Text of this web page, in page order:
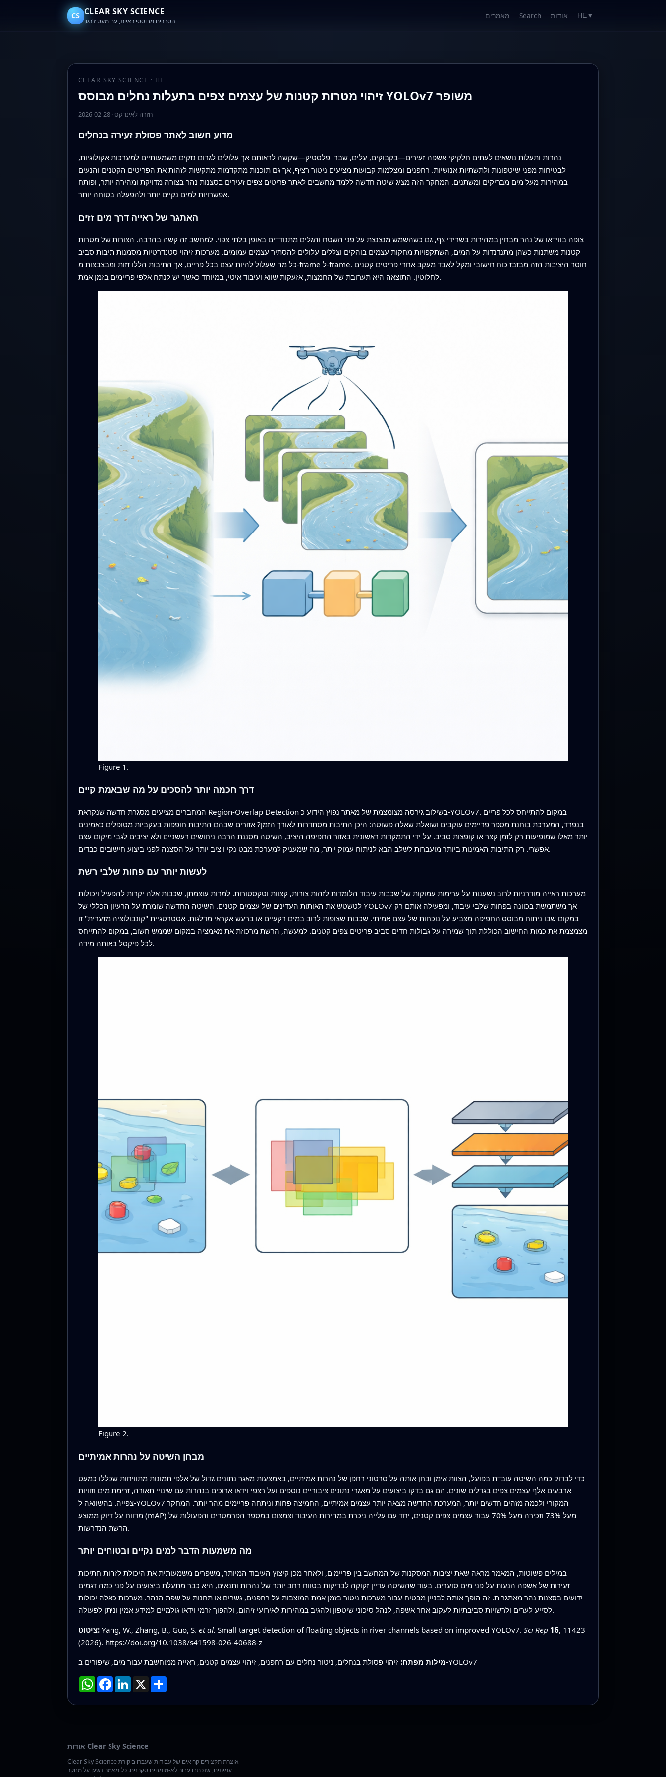
CS CLEAR SKY SCIENCE
הסברים מבוססי ראיות, עם מעט ז'רגון
מאמרים Search אודות HE ▼
CLEAR SKY SCIENCE · HE
זיהוי מטרות קטנות של עצמים צפים בתעלות נחלים מבוסס YOLOv7 משופר
2026-02-28·חזרה לאינדקס
מדוע חשוב לאתר פסולת זעירה בנחלים
נהרות ותעלות נושאים לעתים חלקיקי אשפה זעירים—בקבוקים, עלים, שברי פלסטיק—שקשה לראותם אך עלולים לגרום נזקים משמעותיים למערכות אקולוגיות,
לבטיחות מפני שיטפונות ולתשתיות אנושיות. רחפנים ומצלמות קבועות מציעים ניטור רציף, אך גם תוכנות מתקדמות מתקשות לזהות את הפריטים הקטנים והנעים
במהירות מעל מים מבריקים ומשתנים. המחקר הזה מציג שיטה חדשה ללמד מחשבים לאתר פריטים צפים זעירים בסצנות נהר בצורה מדויקת ומהירה יותר, ופותח
אפשרויות למים נקיים יותר ולהפעלה בטוחה יותר.
האתגר של ראייה דרך מים זזים
צופה בווידאו של נהר מבחין במהירות בשרידי צף, גם כשהשמש מנצנצת על פני השטח והגלים מתנודדים באופן בלתי צפוי. למחשב זה קשה בהרבה. הצורות של מטרות
קטנות משתנות כשהן מתנדנדות על המים, השתקפויות מחקות עצמים בוהקים וצללים עלולים להסתיר עצמים עמומים. מערכות זיהוי סטנדרטיות מסמנות תיבות סביב
כל מה שעלול להיות עצם בכל פריים, אך התיבות הללו זזות ומבצבצות מ-frame ל-frame. חוסר היציבות הזה מבזבז כוח חישובי ומקל לאבד מעקב אחרי פריטים קטנים
לחלוטין. התוצאה היא תערובת של החמצות, אזעקות שווא ועיבוד איטי, במיוחד כאשר יש לנתח אלפי פריימים בזמן אמת.
Figure 1.
דרך חכמה יותר להסכים על מה שבאמת קיים
המחברים מציעים מסגרת חדשה שנקראת Region-Overlap Detection בשילוב גירסה מצומצמת של מאתר נפוץ הידוע כ-YOLOv7. במקום להתייחס לכל פריים
בנפרד, המערכת בוחנת מספר פריימים עוקבים ושואלת שאלה פשוטה: היכן התיבות מסתדרות לאורך הזמן? אזורים שבהם התיבות חופפות בעקביות מטופלים כאמינים
יותר מאלו שמופיעות רק לזמן קצר או קופצות סביב. על ידי התמקדות ראשונית באזור החפיפה היציב, השיטה מסננת הרבה ניחושים רעשניים ולא יציבים לגבי מיקום עצם
אפשרי. רק התיבות האמינות ביותר מועברות לשלב הבא לניתוח עמוק יותר, מה שמעניק למערכת מבט נקי ויציב יותר על הסצנה לפני ביצוע חישובים כבדים.
לעשות יותר עם פחות שלבי רשת
מערכות ראייה מודרניות לרוב נשענות על ערימות עמוקות של שכבות עיבוד הלומדות לזהות צורות, קצוות וטקסטורות. למרות עוצמתן, שכבות אלה יקרות להפעיל ויכולות
לטשטש את האותות העדינים של עצמים קטנים. השיטה החדשה שומרת על הרעיון הכללי של YOLOv7 אך משתמשת בכוונה בפחות שלבי עיבוד, ומפעילה אותם רק
במקום שבו ניתוח מבוסס החפיפה מצביע על נוכחות של עצם אמיתי. שכבות שצופות לרוב במים רקעיים או ברעש אקראי מדלגות. אסטרטגיית "קונבולוציה מזערית" זו
מצמצמת את כמות החישוב הכוללת תוך שמירה על גבולות חדים סביב פריטים צפים קטנים. למעשה, הרשת מרכוזת את מאמציה במקום שממש חשוב, במקום להתייחס
לכל פיקסל באותה מידה.
Figure 2.
מבחן השיטה על נהרות אמיתיים
כדי לבדוק כמה השיטה עובדת בפועל, הצוות אימן ובחן אותה על סרטוני רחפן של נהרות אמיתיים, באמצעות מאגר נתונים גדול של אלפי תמונות מתוויחות שכללו כמעט
ארבעים אלף עצמים צפים בגדלים שונים. הם גם בדקו ביצועים על מאגרי נתונים ציבוריים נוספים ועל רצפי וידאו ארוכים בנהרות עם שינויי תאורה, זרימת מים וזוויות
צפייה. בהשוואה ל-YOLOv7 המקורי ולכמה מזהים חדשים יותר, המערכת החדשה מצאה יותר עצמים אמיתיים, החמיצה פחות וניתחה פריימים מהר יותר. המחקר
מדווח על דיוק ממוצע (mAP) מעל 73% וזכירה מעל 70% עבור עצמים צפים קטנים, יחד עם עלייה ניכרת במהירות העיבוד וצמצום במספר הפרמטרים והפעולות של
הרשת הנדרשות.
מה משמעות הדבר למים נקיים ובטוחים יותר
במילים פשוטות, המאמר מראה שאת יציבות המסקנות של המחשב בין פריימים, ולאחר מכן קיצוץ העיבוד המיותר, משפרים משמעותית את היכולת לזהות חתיכות
זעירות של אשפה הנעות על פני מים סוערים. בעוד שהשיטה עדיין זקוקה לבדיקות בטווח רחב יותר של נהרות ותנאים, היא כבר מתעלת ביצועים על פני כמה דגמים
ידועים בסצנות נהר מאתגרות. זה הופך אותה לבניין מבטיח עבור מערכות ניטור בזמן אמת המוצבות על רחפנים, גשרים או תחנות על שפת הנהר. מערכות כאלה יכולות
לסייע לערים ולרשויות סביבתיות לעקוב אחר אשפה, לנהל סיכוני שיטפון ולהגיב במהירות לאירועי זיהום, ולהפוך זרמי וידאו גולמיים למידע אמין וניתן לפעולה.
ציטוט: Yang, W., Zhang, B., Guo, S. et al. Small target detection of floating objects in river channels based on improved YOLOv7. Sci Rep 16, 11423
(2026). https://doi.org/10.1038/s41598-026-40688-z
מילות מפתח:זיהוי פסולת בנחלים, ניטור נחלים עם רחפנים, זיהוי עצמים קטנים, ראייה ממוחשבת עבור מים, שיפורים ב-YOLOv7
WhatsApp
Facebook
LinkedIn
X שתף
אודות Clear Sky Science
Clear Sky Science אוצרת תקצירים קריאים של עבודות שעברו ביקורת
עמיתים, שנכתבו עבור לא-מומחים סקרנים. כל מאמר נשען על מחקר